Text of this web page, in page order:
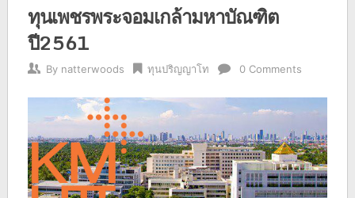
ทุนเพชรพระจอมเกล้ามหาบัณฑิต
ปี2561
By natterwoods ทุนปริญญาโท 0 Comments